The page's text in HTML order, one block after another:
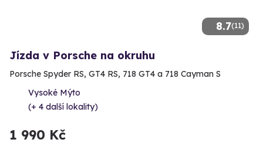
8.7(11)
Jízda v Porsche na okruhu
Porsche Spyder RS, GT4 RS, 718 GT4 a 718 Cayman S
Vysoké Mýto
(+ 4 další lokality)
1 990 Kč